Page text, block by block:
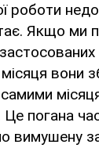
роботи
Якщо ми
вони
самими
погана
вимушену